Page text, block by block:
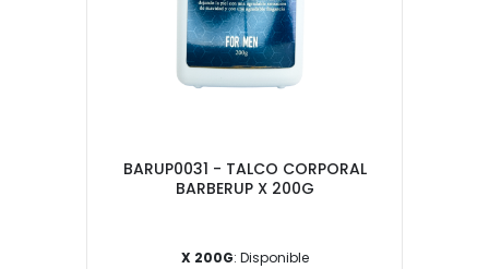
BARUP0031 - TALCO CORPORAL
BARBERUP X 200G
X 200G: Disponible